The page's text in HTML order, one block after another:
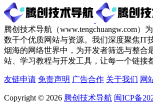
腾创技术导航（www.tengchuangw.com）
数千个优质网站与资源。我们深度聚焦IT
烟海的网络世界中，为开发者筛选与整合
站、学习教程与开发工具，让每一个链接
友链申请 免责声明 广告合作 关于我们 网
Copyright © 2026 腾创技术导航 闽ICP备